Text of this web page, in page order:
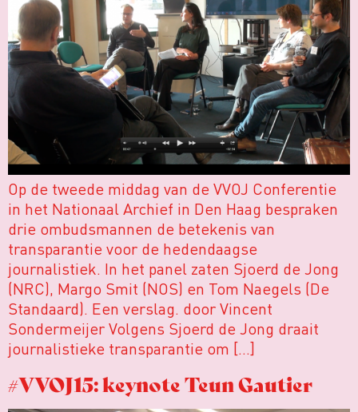
Op de tweede middag van de VVOJ Conferentie
in het Nationaal Archief in Den Haag bespraken
drie ombudsmannen de betekenis van
transparantie voor de hedendaagse
journalistiek. In het panel zaten Sjoerd de Jong
(NRC), Margo Smit (NOS) en Tom Naegels (De
Standaard). Een verslag. door Vincent
Sondermeijer Volgens Sjoerd de Jong draait
journalistieke transparantie om […]
#VVOJ15: keynote Teun Gautier